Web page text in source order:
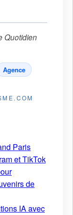
Quotidien
Agence
Paris
et TikTok
de
IA avec